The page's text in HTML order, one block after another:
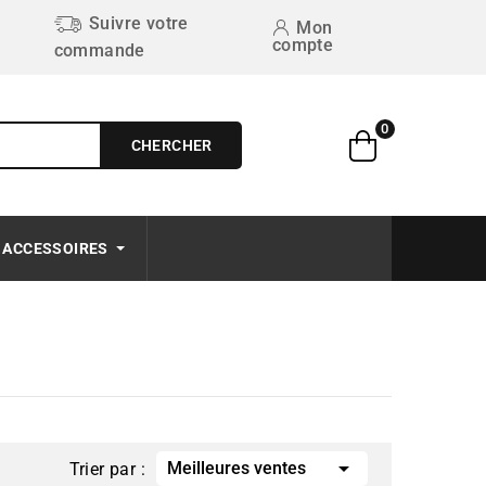
Suivre votre
commande
Mon
compte
CHERCHER
0
ACCESSOIRES
Trier par : Meilleures ventes 